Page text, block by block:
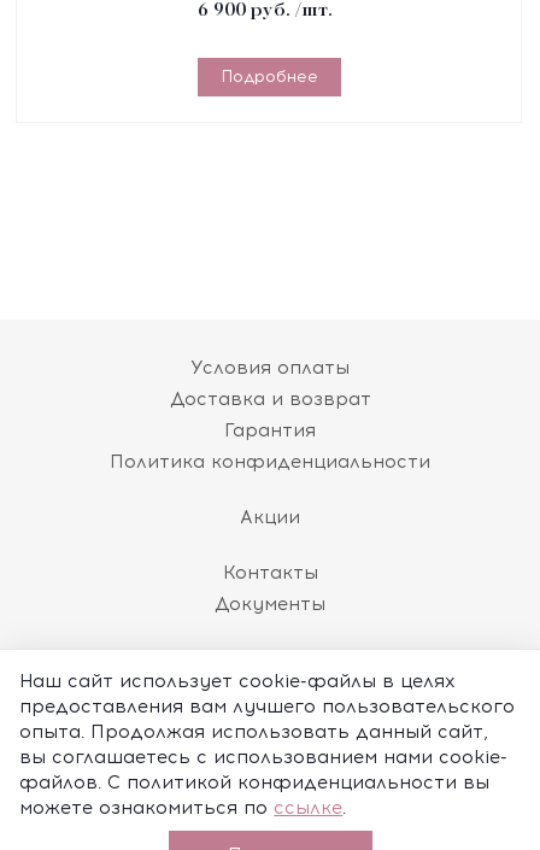
6 900 руб. /шт.
Подробнее
Условия оплаты
Доставка и возврат
Гарантия
Политика конфиденциальности
Акции
Контакты
Документы
(пн-пт 10:00 до 18:00 МСК)
ЗАКАЗАТЬ ЗВОНОК
shop@nomination.ru
Наш сайт использует cookie-файлы в целях
предоставления вам лучшего пользовательского
опыта. Продолжая использовать данный сайт,
вы соглашаетесь с использованием нами cookie-
файлов. С политикой конфиденциальности вы
можете ознакомиться по ссылке.